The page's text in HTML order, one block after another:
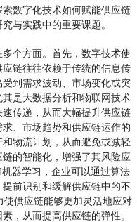
数字化技术如何赋能供应链
与实践中的重要课题。
个方面。首先，数字技术使
链往往依赖于传统的信息传
到需求波动、市场变化或突
是大数据分析和物联网技术
传递，从而大幅提升供应链
、市场趋势和供应链运作的
物流计划，从而避免或减轻
的智能化，增强了其风险应
器学习，企业可以通过算法
前识别和缓解供应链中的不
使供应链能够更加灵活地应对
，从而提高供应链的弹性。